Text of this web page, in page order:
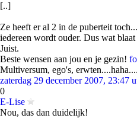
[..]
Ze heeft er al 2 in de puberteit
iedereen wordt ouder. Dus wat blaat
Juist.
Beste wensen aan jou en je gezin!
Multiversum, ego's,
zaterdag 29 december 2007, 23:47
0
E-Lise
Nou, das dan duidelijk!